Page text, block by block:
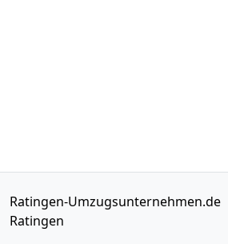
Ratingen-Umzugsunternehmen.de
Ratingen